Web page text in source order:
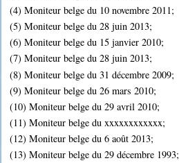
(4) Moniteur belge du 10 novembre 2011;
(5) Moniteur belge du 28 juin 2013;
(6) Moniteur belge du 15 janvier 2010;
(7) Moniteur belge du 28 juin 2013;
(8) Moniteur belge du 31 décembre 2009;
(9) Moniteur belge du 26 mars 2010;
(10) Moniteur belge du 29 avril 2010;
(11) Moniteur belge du xxxxxxxxxxxx;
(12) Moniteur belge du 6 août 2013;
(13) Moniteur belge du 29 décembre 1993;